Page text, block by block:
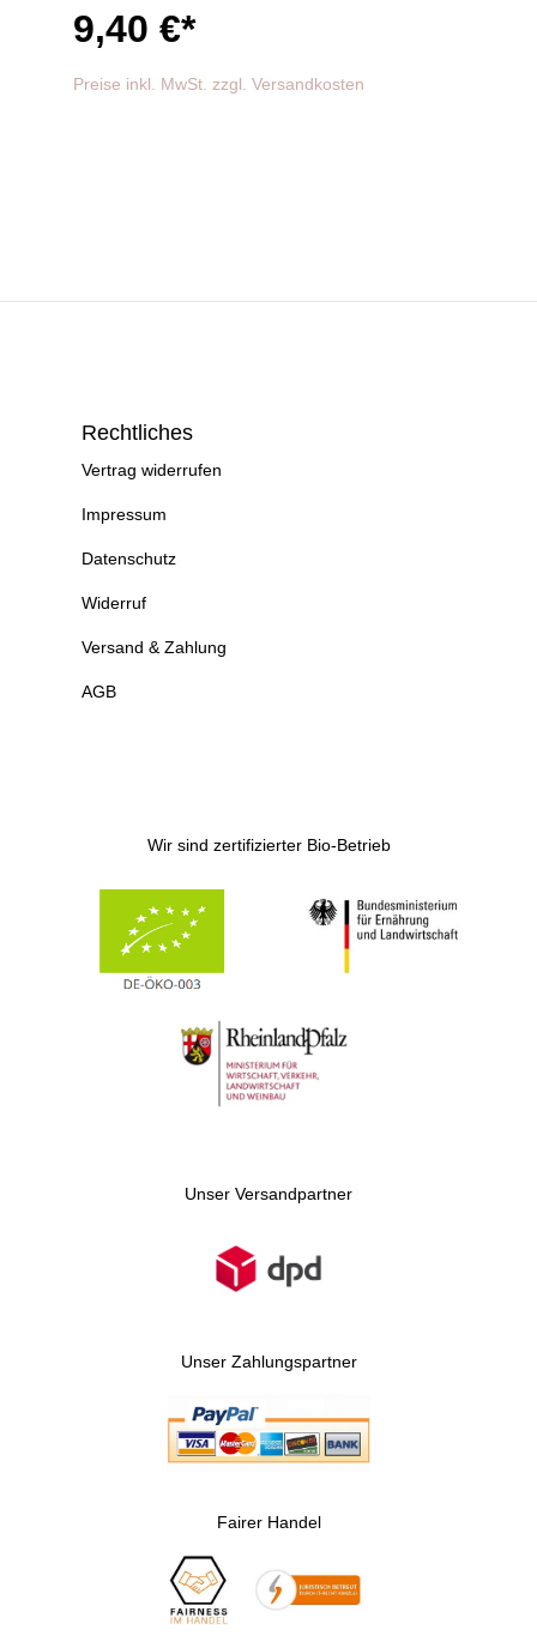
9,40 €*
Preise inkl. MwSt. zzgl. Versandkosten
Rechtliches
Vertrag widerrufen
Impressum
Datenschutz
Widerruf
Versand & Zahlung
AGB
Wir sind zertifizierter Bio-Betrieb
Unser Versandpartner
Unser Zahlungspartner
Fairer Handel